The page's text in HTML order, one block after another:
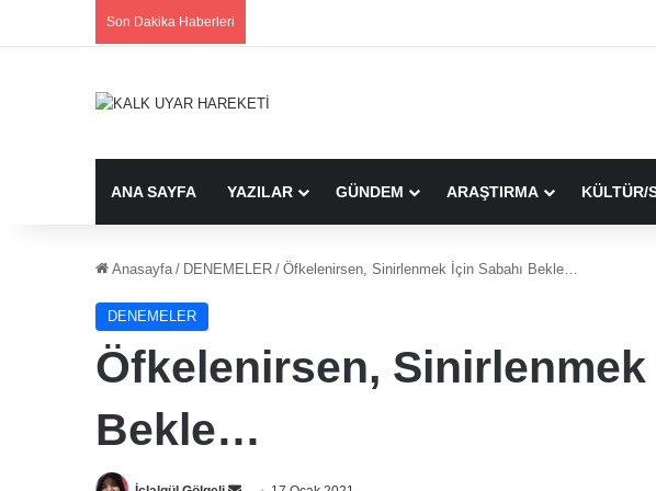
Son Dakika Haberleri
ANA SAYFA YAZILAR GÜNDEM ARAŞTIRMA KÜLTÜR/
Anasayfa / DENEMELER / Öfkelenirsen, Sinirlenmek İçin Sabahı Bekle…
DENEMELER
Öfkelenirsen, Sinirlenmek
Bekle…